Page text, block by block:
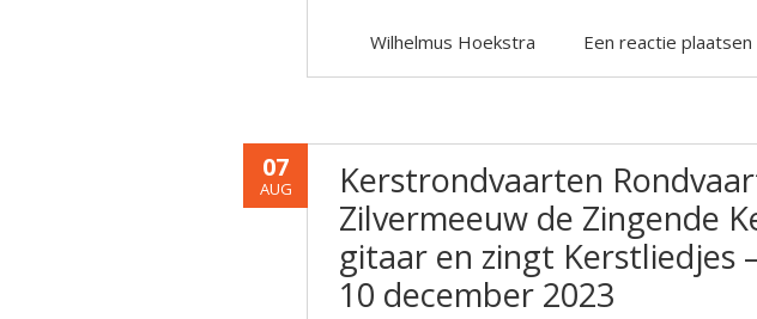
Wilhelmus Hoekstra Een reactie plaatsen
07
AUG
Kerstrondvaarten
Zilvermeeuw de Zingende
gitaar en zingt Kerstliedjes
10 december 2023